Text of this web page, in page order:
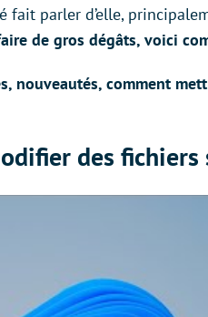
fait parler d’elle,
de gros dégâts, voici
nouveautés, comment
des fichiers